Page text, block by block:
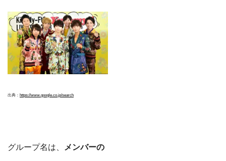
出典： https://www.google.co.jp/search
グループ名は、 メンバーの